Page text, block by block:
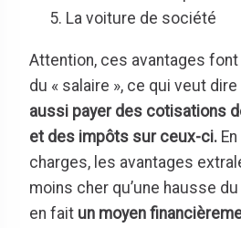
La voiture de société
Attention, ces avantages
du « salaire », ce qui veut dire
aussi payer des cotisations
et des impôts sur ceux-ci.
charges, les avantages
moins cher qu’une hausse
en fait un moyen